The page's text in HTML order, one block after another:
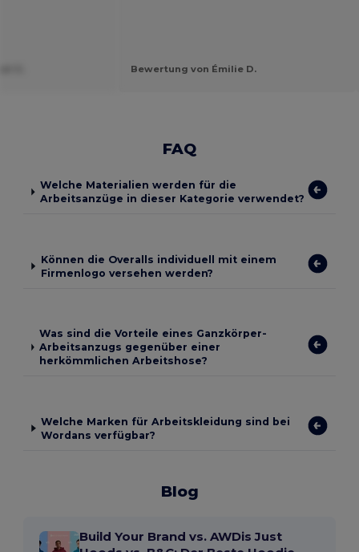
Bewertung von Émilie D.
FAQ
Welche Materialien werden für die
Arbeitsanzüge in dieser Kategorie verwendet?
Können die Overalls individuell mit einem
Firmenlogo versehen werden?
Was sind die Vorteile eines Ganzkörper-
Arbeitsanzugs gegenüber einer
herkömmlichen Arbeitshose?
Welche Marken für Arbeitskleidung sind bei
Wordans verfügbar?
Blog
Build Your Brand vs. AWDis Just